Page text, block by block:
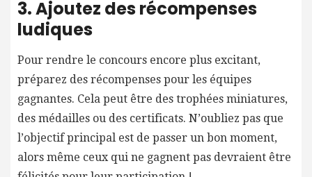
3. Ajoutez des récompenses
ludiques
Pour rendre le concours encore plus excitant,
préparez des récompenses pour les équipes
gagnantes. Cela peut être des trophées miniatures,
des médailles ou des certificats. N’oubliez pas que
l’objectif principal est de passer un bon moment,
alors même ceux qui ne gagnent pas devraient être